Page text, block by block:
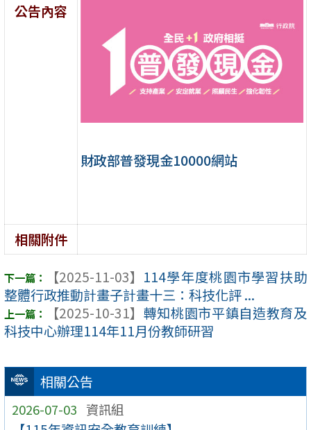
相關公告
2026-07-03 資訊組
公告內容
財政部普發現金10000網站
相關附件
【2025-11-03】 114學年度桃園市學習扶助
整體行政推動計畫子計畫十三：科技化評 ...
【2025-10-31】 轉知桃園市平鎮自造教育及
科技中心辦理114年11月份教師研習